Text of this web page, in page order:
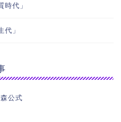
時代」
代」
公式